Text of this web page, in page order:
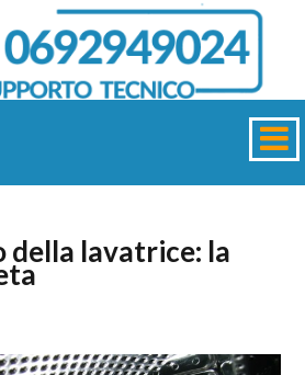
lavatrice: la